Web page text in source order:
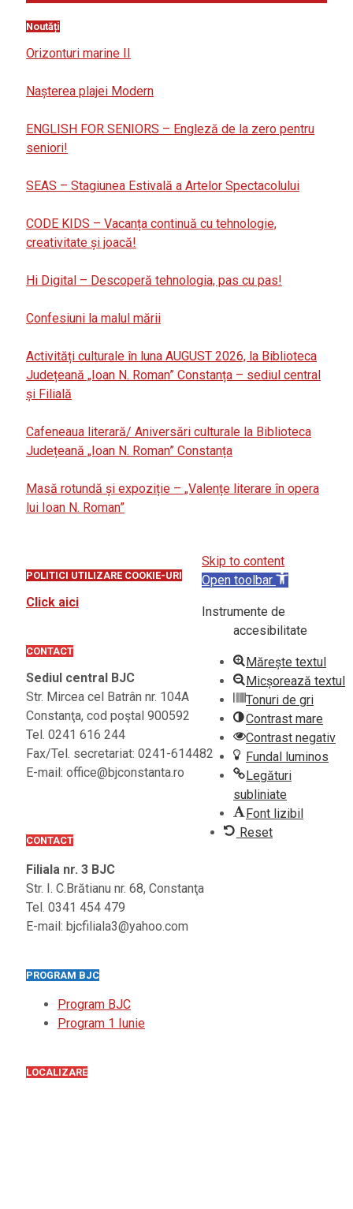
Noutăți
Orizonturi marine II
Nașterea plajei Modern
ENGLISH FOR SENIORS – Engleză de la zero pentru
seniori!
SEAS – Stagiunea Estivală a Artelor Spectacolului
CODE KIDS – Vacanța continuă cu tehnologie,
creativitate și joacă!
Hi Digital – Descoperă tehnologia, pas cu pas!
Confesiuni la malul mării
Activități culturale în luna AUGUST 2026, la Biblioteca
Județeană „Ioan N. Roman” Constanța – sediul central
și Filială
Cafeneaua literară/ Aniversări culturale la Biblioteca
Județeană „Ioan N. Roman” Constanța
Masă rotundă și expoziție – „Valențe literare în opera
lui Ioan N. Roman”
POLITICI UTILIZARE COOKIE-URI
Click aici
CONTACT
Sediul central BJC
Str. Mircea cel Batrân nr. 104A
Constanţa, cod poştal 900592
Tel. 0241 616 244
Fax/Tel. secretariat: 0241-614482
E-mail: office@bjconstanta.ro
CONTACT
Filiala nr. 3 BJC
Str. I. C.Brătianu nr. 68, Constanţa
Tel. 0341 454 479
E-mail: bjcfiliala3@yahoo.com
PROGRAM BJC
Program BJC
Program 1 Iunie
LOCALIZARE
Skip to content
Open toolbar
Instrumente de
accesibilitate
Mărește textul
Micșorează textul
Tonuri de gri
Contrast mare
Contrast negativ
Fundal luminos
Legături
subliniate
Font lizibil
Reset